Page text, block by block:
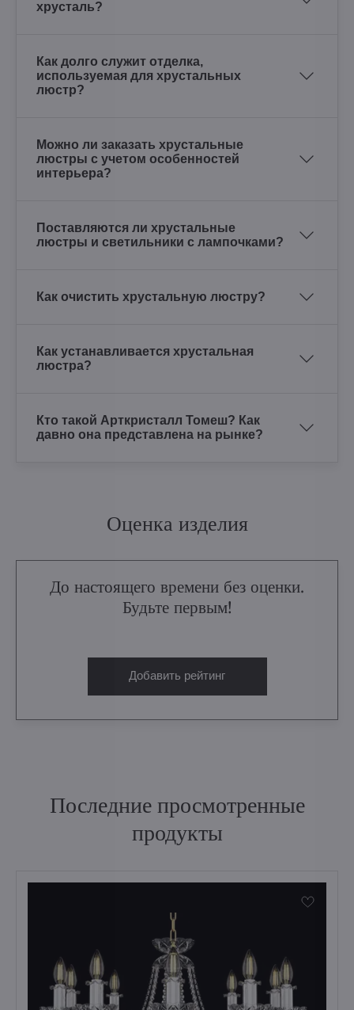
хрусталь?
Как долго служит отделка,
используемая для хрустальных
люстр?
Можно ли заказать хрустальные
люстры с учетом особенностей
интерьера?
Поставляются ли хрустальные
люстры и светильники с лампочками?
Как очистить хрустальную люстру?
Как устанавливается хрустальная
люстра?
Кто такой Арткристалл Томеш? Как
давно она представлена на рынке?
Оценка изделия
До настоящего времени без оценки.
Будьте первым!
Добавить рейтинг
Последние просмотренные
продукты